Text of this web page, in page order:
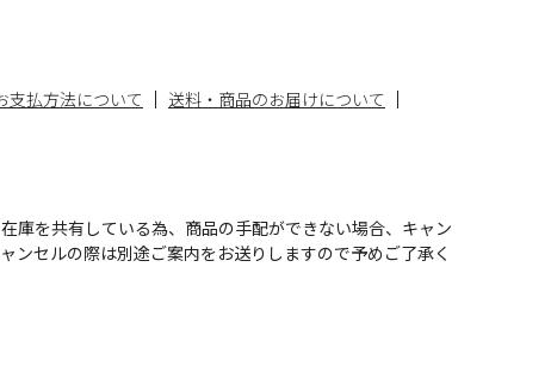
支払方法について
送料・商品のお届けについて
庫を共有している為、商品の手配ができない場合、キャン
ンセルの際は別途ご案内をお送りしますので予めご了承く